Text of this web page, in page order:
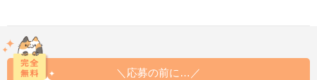
＼応募の前に…／